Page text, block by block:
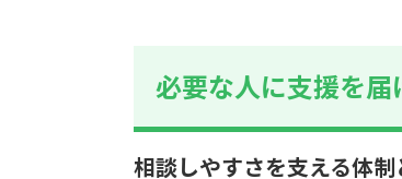
必要な人に支援を
相談しやすさを支える体